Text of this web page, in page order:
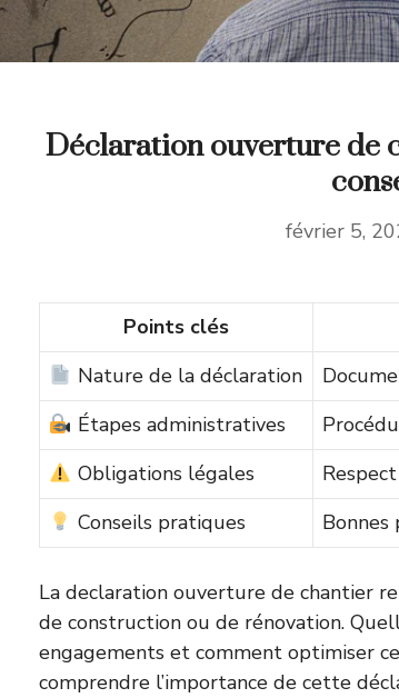
Déclaration ouverture de
février 5,
Points clés
Nature de la déclaration
Étapes administratives
Obligations légales
Conseils pratiques
La declaration ouverture de chantier
de construction ou de rénovation.
engagements et comment optimiser
comprendre l’importance de cette